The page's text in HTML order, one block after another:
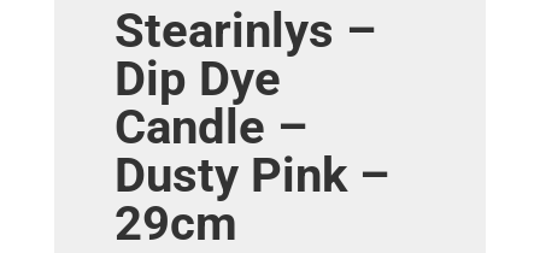
Stearinlys –
Dip Dye
Candle –
Dusty Pink –
29cm